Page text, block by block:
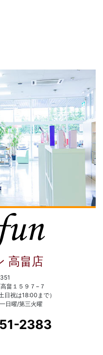
高畠店
畠１５９７−７
祝は18:00まで）
日曜/第三火曜
2383